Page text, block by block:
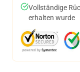
Vollständige
erhalten wurde